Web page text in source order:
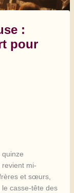
:
pour
mi-
et sœurs,
casse-tête des